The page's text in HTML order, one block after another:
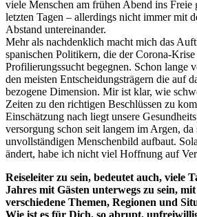
viele Menschen am frühen Abend ins Freie
letzten Tagen – allerdings nicht immer mit
Abstand untereinander.
Mehr als nachdenklich macht mich das
spanischen Politikern, die der Corona-
Profilierungssucht begegnen. Schon lange
den meisten Entscheidungsträgern die auf
bezogene Dimension. Mir ist klar, wie
Zeiten zu den richtigen Beschlüssen zu
Einschätzung nach liegt unsere
versorgung schon seit langem im Argen, da
unvollständigen Menschenbild aufbaut.
ändert, habe ich nicht viel Hoffnung auf
Reiseleiter zu sein, bedeutet auch, viele
Jahres mit Gästen unterwegs zu sein,
verschiedene Themen, Regionen und
Wie ist es für Dich, so abrupt,